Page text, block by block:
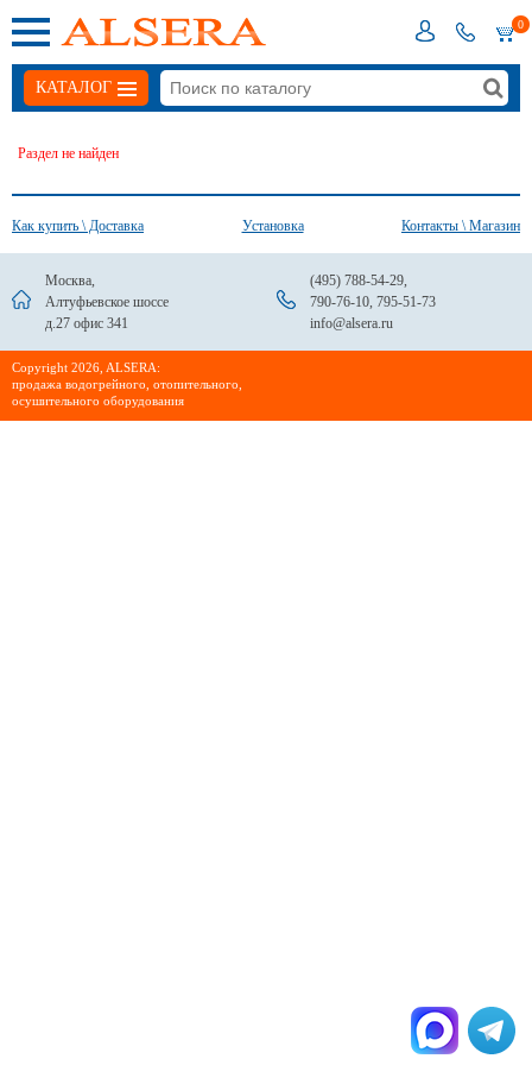
0
КАТАЛОГ
Раздел не найден
Как купить \ Доставка Установка Контакты \ Магазин
Москва,
Алтуфьевское шоссе
д.27 офис 341
(495) 788-54-29,
790-76-10, 795-51-73
info@alsera.ru
Сopyright 2026, ALSERA:
продажа водогрейного, отопительного,
осушительного оборудования